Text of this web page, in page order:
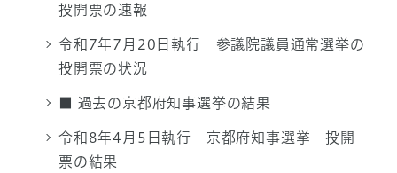
投開票の速報
令和7年7月20日執行 参議院議員通常選挙の
投開票の状況
■ 過去の京都府知事選挙の結果
令和8年4月5日執行 京都府知事選挙 投開
票の結果